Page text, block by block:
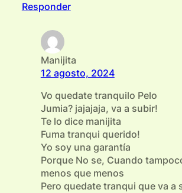
Responder
Manijita
12 agosto, 2024
Vo quedate tranquilo Pelo
Jumia? jajajaja, va a subir!
Te lo dice manijita
Fuma tranqui querido!
Yo soy una garantía
Porque No se, Cuando
menos que menos
Pero quedate tranqui que va a